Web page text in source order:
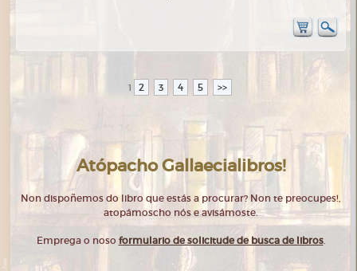
1 2 3 4 5 >>
Atópacho Gallaecialibros!
Non dispoñemos do libro que estás a procurar? Non te preocupes!,
atopámoscho nós e avisámoste.
Emprega o noso formulario de solicitude de busca de libros.